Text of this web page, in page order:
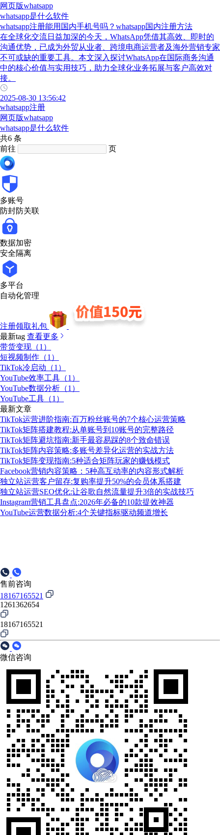
网页版whatsapp
whatsapp是什么软件
whatsapp注册能用国内手机号吗？whatsapp国内注册方法
在全球化交流日益加深的今天，WhatsApp凭借其高效、即时的
沟通优势，已成为外贸从业者、跨境电商运营者及海外营销专家
不可或缺的重要工具。本文深入探讨WhatsApp在国际商务沟通
中的核心价值与实用技巧，助力全球化业务拓展与客户高效对
接。
2025-08-30 13:56:42
whatsapp注册
网页版whatsapp
whatsapp是什么软件
共6 条
前往
页
多账号
防封防关联
数据加密
安全隔离
多平台
自动化管理
注册领取礼包
最新tag 查看更多
带货变现（1）
短视频制作（1）
TikTok冷启动（1）
YouTube效率工具（1）
YouTube数据分析（1）
YouTube工具（1）
最新文章
TikTok运营进阶指南:百万粉丝账号的7个核心运营策略
TikTok矩阵搭建教程:从单账号到10账号的完整路径
TikTok矩阵避坑指南:新手最容易踩的8个致命错误
TikTok矩阵内容策略:多账号差异化运营的实战方法
TikTok矩阵变现指南:5种适合矩阵玩家的赚钱模式
Facebook营销内容策略：5种高互动率的内容形式解析
独立站运营客户留存:复购率提升50%的会员体系搭建
独立站运营SEO优化:让谷歌自然流量提升3倍的实战技巧
Instagram营销工具盘点:2026年必备的10款提效神器
YouTube运营数据分析:4个关键指标驱动频道增长
售前咨询
18167165521
1261362654
18167165521
微信咨询